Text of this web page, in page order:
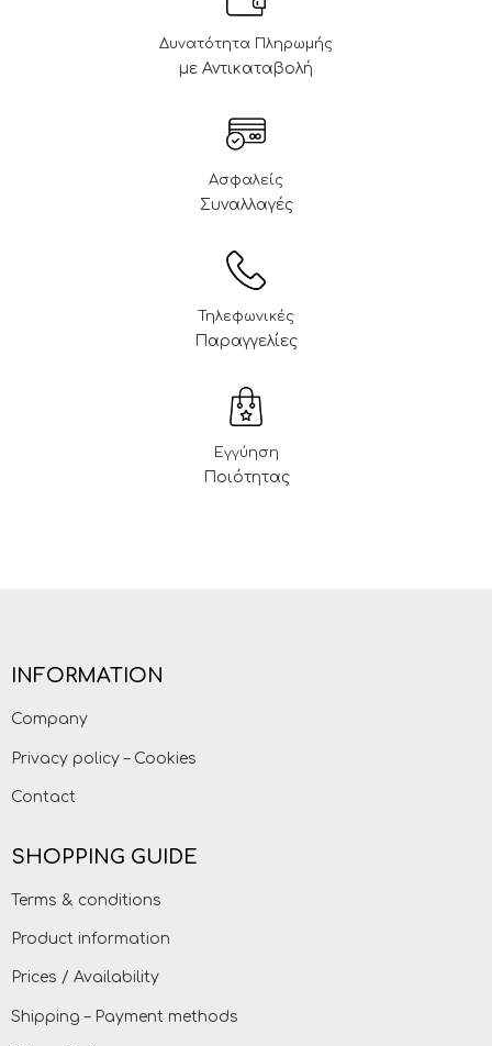
Δυνατότητα Πληρωμής
με Αντικαταβολή
Ασφαλείς
Συναλλαγές
Τηλεφωνικές
Παραγγελίες
Εγγύηση
Ποιότητας
INFORMATION
Company
Privacy policy – Cookies
Contact
SHOPPING GUIDE
Terms & conditions
Product information
Prices / Availability
Shipping – Payment methods